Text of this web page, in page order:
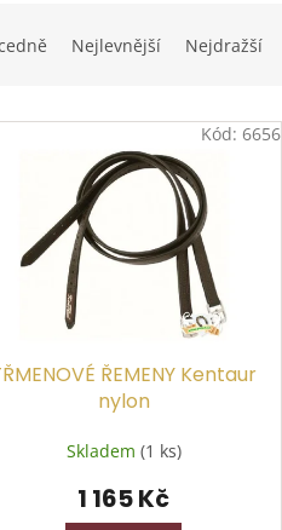
Nejlevnější Nejdražší
ŘEMENY Kentaur
nylon
Skladem (1 ks)
1 165 Kč
Kód: 6656